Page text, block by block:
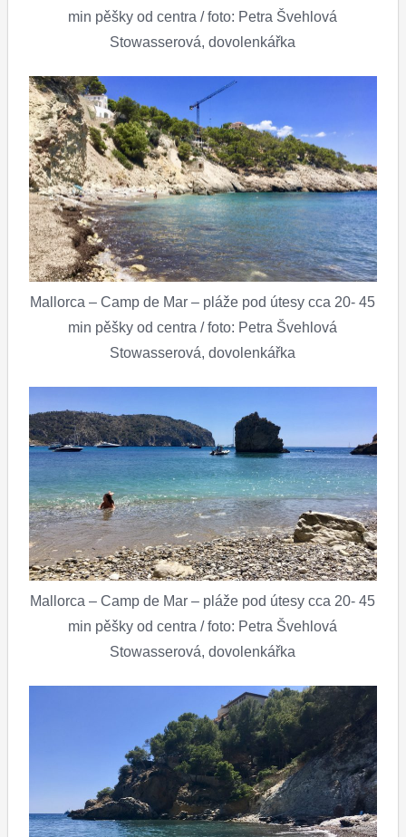
min pěšky od centra / foto: Petra Švehlová
Stowasserová, dovolenkářka
Mallorca – Camp de Mar – pláže pod útesy cca 20- 45
min pěšky od centra / foto: Petra Švehlová
Stowasserová, dovolenkářka
Mallorca – Camp de Mar – pláže pod útesy cca 20- 45
min pěšky od centra / foto: Petra Švehlová
Stowasserová, dovolenkářka